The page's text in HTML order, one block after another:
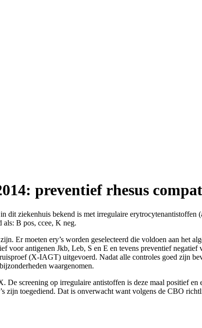
preventief rhesus
dit ziekenhuis bekend is met irregulaire
als: B pos, ccee, K neg.
Er moeten ery’s worden geselecteerd die voldoen aan het
voor antigenen Jkb, Leb, S en E en tevens preventief
(X-IAGT) uitgevoerd. Nadat alle controles goed zijn
waargenomen.
De screening op irregulaire antistoffen is deze maal positief
zijn toegediend. Dat is onverwacht want volgens de CBO